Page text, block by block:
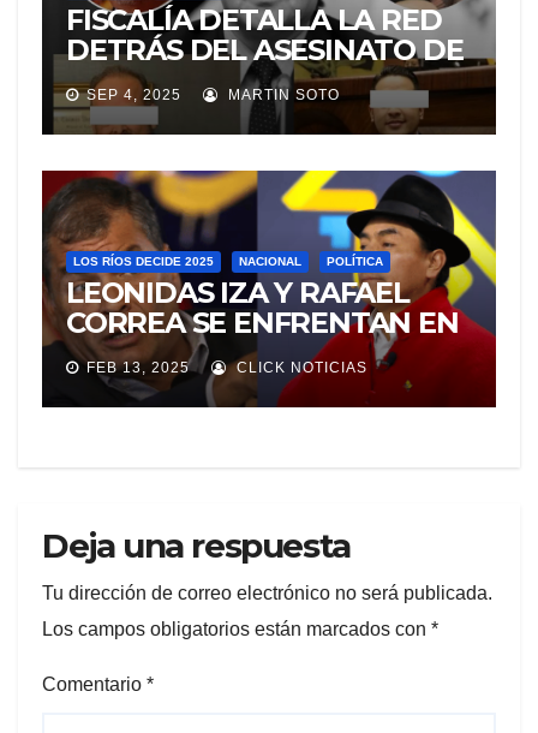
FISCALÍA DETALLA LA RED
DETRÁS DEL ASESINATO DE
FERNANDO VILLAVICENCIO
SEP 4, 2025 MARTIN SOTO
LOS RÍOS DECIDE 2025 NACIONAL POLÍTICA
LEONIDAS IZA Y RAFAEL
CORREA SE ENFRENTAN EN
REDES SOCIALES
FEB 13, 2025 CLICK NOTICIAS
Deja una respuesta
Tu dirección de correo electrónico no será publicada.
Los campos obligatorios están marcados con *
Comentario *